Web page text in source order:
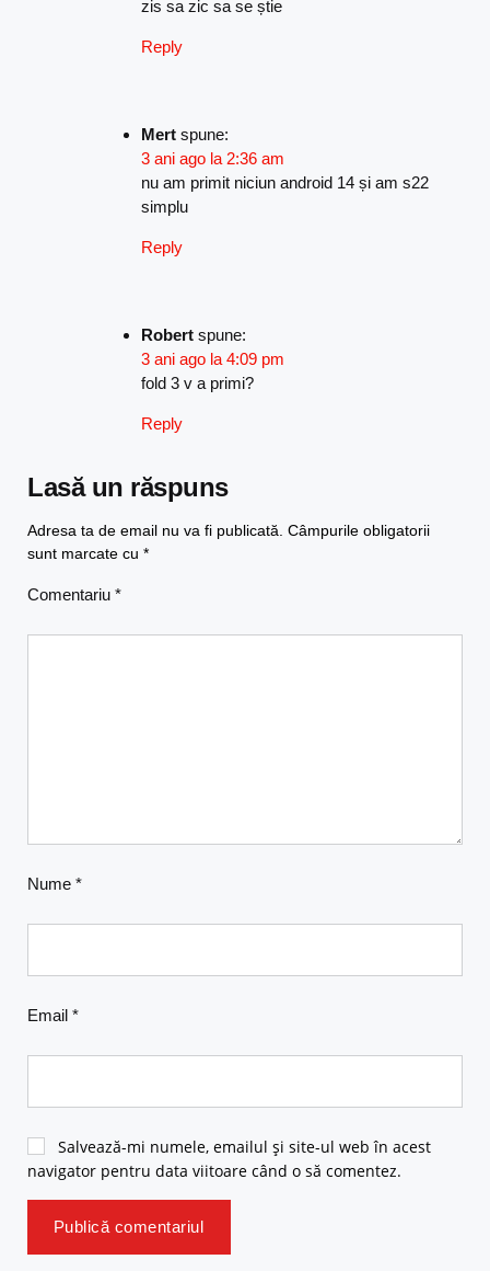
zis sa zic sa se știe
Reply
Mert spune:
3 ani ago la 2:36 am
nu am primit niciun android 14 și am s22
simplu
Reply
Robert spune:
3 ani ago la 4:09 pm
fold 3 v a primi?
Reply
Lasă un răspuns
Adresa ta de email nu va fi publicată. Câmpurile obligatorii
sunt marcate cu *
Comentariu *
Nume *
Email *
Salvează-mi numele, emailul și site-ul web în acest
navigator pentru data viitoare când o să comentez.